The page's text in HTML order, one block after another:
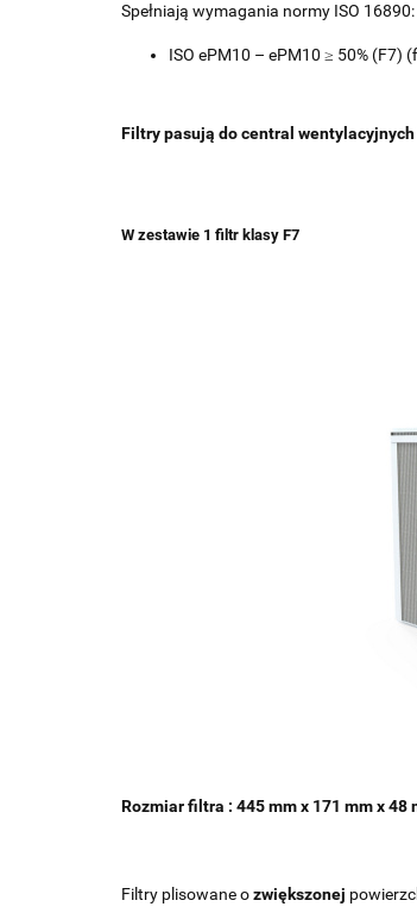
Spełniają wymagania normy ISO 16890:
ISO ePM10 – ePM10 ≥ 50% (F7)
Filtry pasują do central wentylacyjnych
W zestawie 1 filtr klasy F7
Rozmiar filtra : 445 mm x 171 mm x 48
Filtry plisowane ozwiększonej